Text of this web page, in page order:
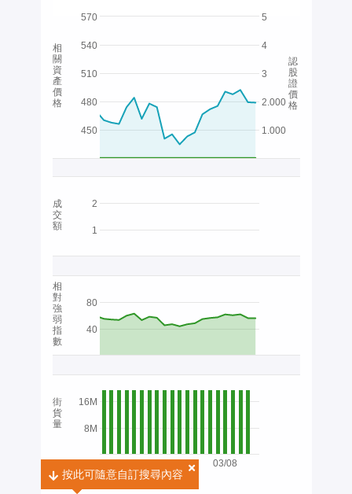
03/08
480
450
510
540
570
1.000
2.000
3
4
5
1
2
40
80
8M
16M
2026
相
關
資
產
價
格
認
股
證
價
格
成
交
額
相
對
強
弱
指
數
街
貨
量
按此可隨意自訂搜尋內容
按此可隨意自訂搜尋內容